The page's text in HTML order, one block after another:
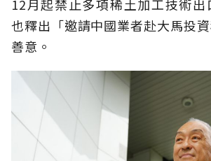
12月起禁止多項稀土加工技術
也釋出「邀請中國業者赴大馬投
善意。